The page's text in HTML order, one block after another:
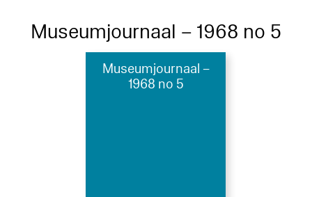
Museumjournaal – 1968 no 5
Museumjournaal –
1968 no 5